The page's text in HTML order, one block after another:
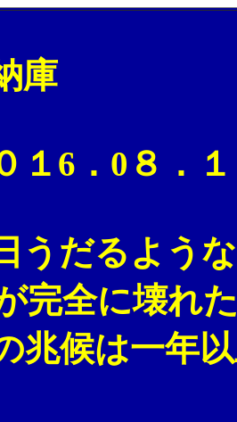
0８．１５
るような暑
完全に壊れ
は一年以上